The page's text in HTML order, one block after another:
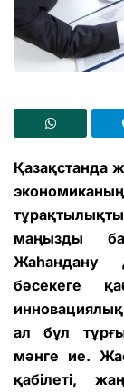
Қазақстанда
маңызды
Жаһандану
бәсекеге
ал бұл
мәнге ие.
қабілеті,